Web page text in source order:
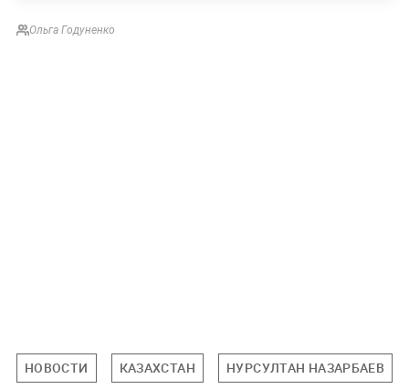
Ольга Годуненко
НОВОСТИ КАЗАХСТАН НУРСУЛТАН НАЗАРБАЕВ